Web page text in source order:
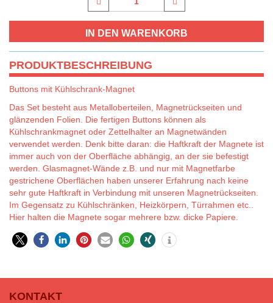
PRODUKTBESCHREIBUNG
Buttons mit Kühlschrank-Magnet
Das Set besteht aus Metalloberteilen, Magnetrückseiten und
glänzenden Folien. Die fertigen Buttons können als
Kühlschrankmagnet oder Zettelhalter an Magnetwänden
verwendet werden. Denk bitte daran: die Haftkraft der Magnete ist
immer auch von der Oberfläche abhängig, an der sie befestigt
werden. Glasmagnet-Wände z.B. und nur mit Magnetfarbe
gestrichene Oberflächen haben unserer Erfahrung nach keine
sehr gute Haftkraft in Verbindung mit unseren Magnetrückseiten.
Im Gegensatz zu Kühlschränken, Heizkörpern, Türrahmen etc..
Hier halten die Magnete sogar mehrere bzw. dicke Papiere.
0
KONTAKT